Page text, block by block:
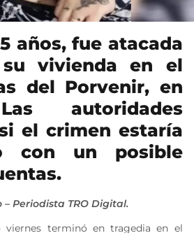
años, fue atacada
vivienda en el
del Porvenir, en
autoridades
el crimen estaría
con un posible
Periodista TRO Digital.
viernes terminó en tragedia en el